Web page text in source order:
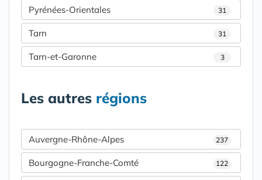
Pyrénées-Orientales 31
Tarn 31
Tarn-et-Garonne 3
Les autres régions
Auvergne-Rhône-Alpes 237
Bourgogne-Franche-Comté 122